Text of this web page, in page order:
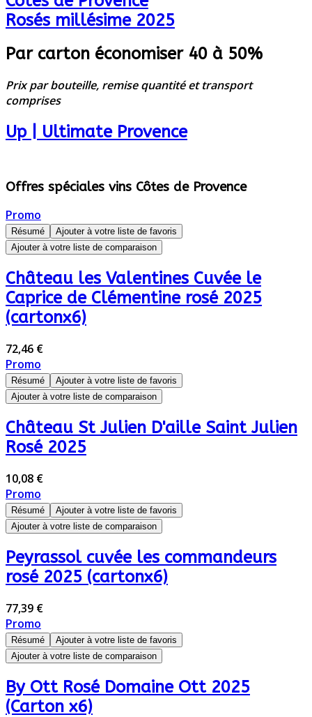
Rosés millésime 2025
Par carton économiser 40 à 50%
Prix par bouteille, remise quantité et transport
comprises
Up | Ultimate Provence
Offres spéciales vins Côtes de Provence
Promo
Résumé
Ajouter à votre liste de favoris
Ajouter à votre liste de comparaison
Château les Valentines Cuvée le
Caprice de Clémentine rosé 2025
(cartonx6)
72,46 €
Promo
Résumé
Ajouter à votre liste de favoris
Ajouter à votre liste de comparaison
Château St Julien D'aille Saint Julien
Rosé 2025
10,08 €
Promo
Résumé
Ajouter à votre liste de favoris
Ajouter à votre liste de comparaison
Peyrassol cuvée les commandeurs
rosé 2025 (cartonx6)
77,39 €
Promo
Résumé
Ajouter à votre liste de favoris
Ajouter à votre liste de comparaison
By Ott Rosé Domaine Ott 2025
(Carton x6)